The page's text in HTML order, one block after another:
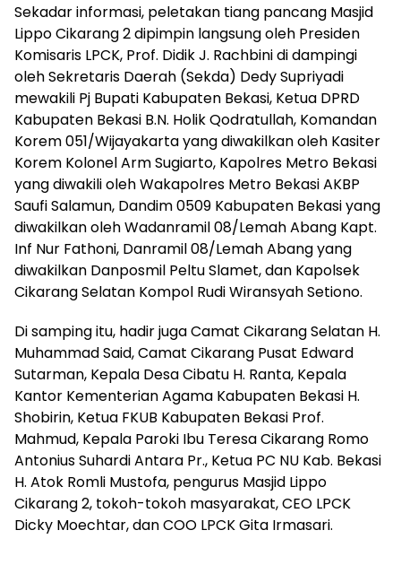
Sekadar informasi, peletakan tiang pancang Masjid
Lippo Cikarang 2 dipimpin langsung oleh Presiden
Komisaris LPCK, Prof. Didik J. Rachbini di dampingi
oleh Sekretaris Daerah (Sekda) Dedy Supriyadi
mewakili Pj Bupati Kabupaten Bekasi, Ketua DPRD
Kabupaten Bekasi B.N. Holik Qodratullah, Komandan
Korem 051/Wijayakarta yang diwakilkan oleh Kasiter
Korem Kolonel Arm Sugiarto, Kapolres Metro Bekasi
yang diwakili oleh Wakapolres Metro Bekasi AKBP
Saufi Salamun, Dandim 0509 Kabupaten Bekasi yang
diwakilkan oleh Wadanramil 08/Lemah Abang Kapt.
Inf Nur Fathoni, Danramil 08/Lemah Abang yang
diwakilkan Danposmil Peltu Slamet, dan Kapolsek
Cikarang Selatan Kompol Rudi Wiransyah Setiono.
Di samping itu, hadir juga Camat Cikarang Selatan H.
Muhammad Said, Camat Cikarang Pusat Edward
Sutarman, Kepala Desa Cibatu H. Ranta, Kepala
Kantor Kementerian Agama Kabupaten Bekasi H.
Shobirin, Ketua FKUB Kabupaten Bekasi Prof.
Mahmud, Kepala Paroki Ibu Teresa Cikarang Romo
Antonius Suhardi Antara Pr., Ketua PC NU Kab. Bekasi
H. Atok Romli Mustofa, pengurus Masjid Lippo
Cikarang 2, tokoh-tokoh masyarakat, CEO LPCK
Dicky Moechtar, dan COO LPCK Gita Irmasari.